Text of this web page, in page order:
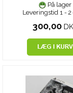
På lager
Leveringstid 1 - 2
300,00